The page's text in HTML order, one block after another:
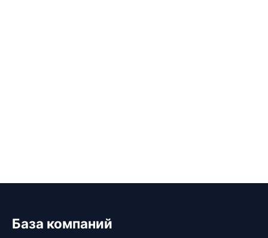
База компаний